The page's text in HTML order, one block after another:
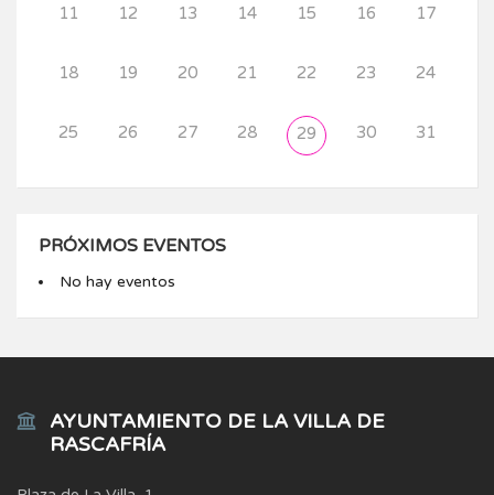
11 12 13 14 15 16 17
18 19 20 21 22 23 24
25 26 27 28 29 30 31
PRÓXIMOS EVENTOS
No hay eventos
AYUNTAMIENTO DE LA VILLA DE
RASCAFRÍA